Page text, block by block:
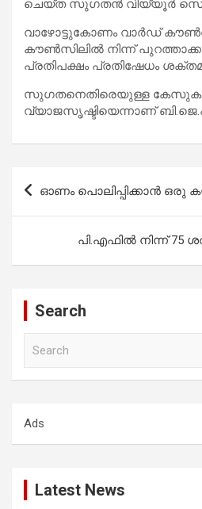
ചെയ്ത സുഗതൻ വിയ്യൂര്‍
വാഴോട്ടുകോണം വാര്‍ഡ്
കൗണ്‍സിലില്‍ നിന്ന്
പ്രതിപക്ഷം പ്രതിഷേധം
സുഗതനെതിരെയുള്ള
വ്യാജസൃഷ്ടിയെന്നാണ്
Post
ഓണം പൊലിപ്പിക്കാൻ ഒരു
പി.എഫിൽ നിന്ന് 75
Search
h
Ads
Latest News